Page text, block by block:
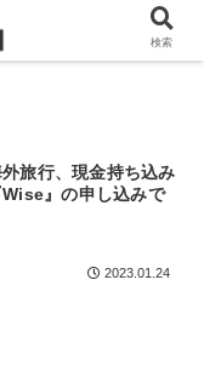
外旅行、現金持ち込み
』の申し込みで
2023.01.24
検索